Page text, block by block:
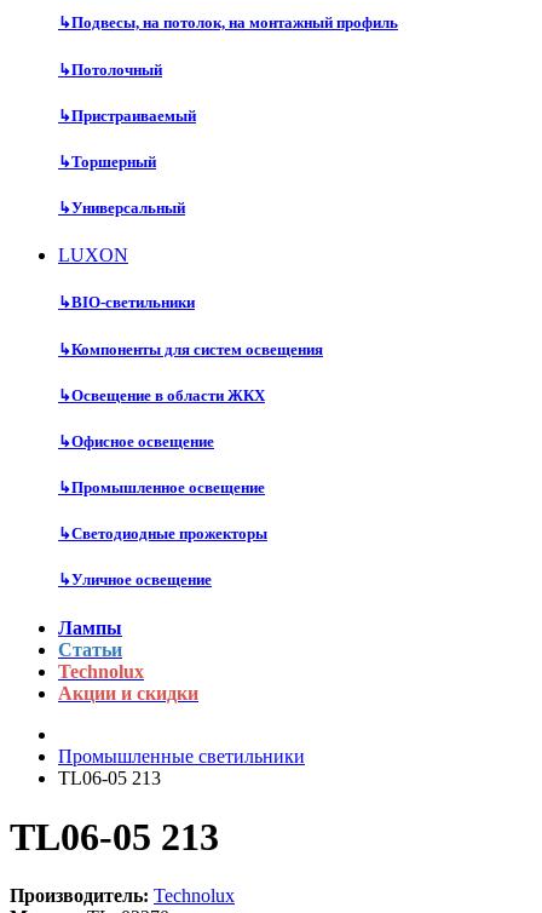
↳Подвесы, на потолок, на монтажный профиль
↳Потолочный
↳Пристраиваемый
↳Торшерный
↳Универсальный
LUXON
↳BIO-светильники
↳Компоненты для систем освещения
↳Освещение в области ЖКХ
↳Офисное освещение
↳Промышленное освещение
↳Светодиодные прожекторы
↳Уличное освещение
Лампы
Статьи
Technolux
Акции и скидки
Промышленные светильники
TL06-05 213
TL06-05 213
Производитель: Technolux